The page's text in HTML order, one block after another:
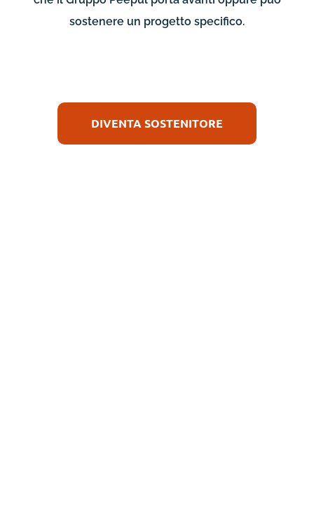
sostenere un progetto specifico.
DIVENTA SOSTENITORE